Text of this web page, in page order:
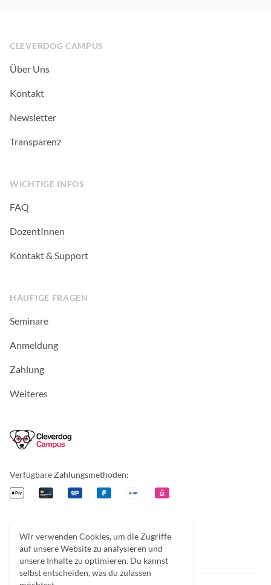
Wir verwenden Cookies, um die Zugriffe
auf unsere Website zu analysieren und
unsere Inhalte zu optimieren. Du kannst
selbst entscheiden, was du zulassen
CLEVERDOG CAMPUS
Über Uns
Kontakt
Newsletter
Transparenz
WICHTIGE INFOS
FAQ
DozentInnen
Kontakt & Support
HÄUFIGE FRAGEN
Seminare
Anmeldung
Zahlung
Weiteres
Cleverdog Campus
Verfügbare Zahlungsmethoden:
Apple PayKreditkarteGiropayPayPal Überweisung
EPS
FacebookInstagramDiscord